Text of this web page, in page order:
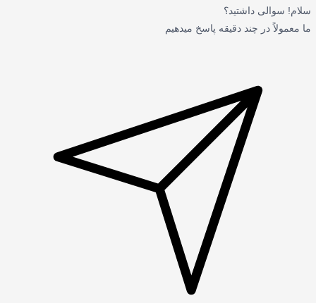
سلام! سوالی داشتید؟
ما معمولاً در چند دقیقه پاسخ میدهیم